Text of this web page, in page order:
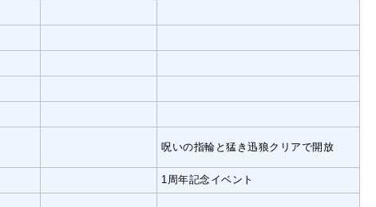
呪いの指輪と猛き迅狼クリアで開放
1周年記念イベント